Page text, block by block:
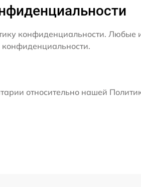
конфиденциальности. Любые
конфиденциальности.
относительно нашей